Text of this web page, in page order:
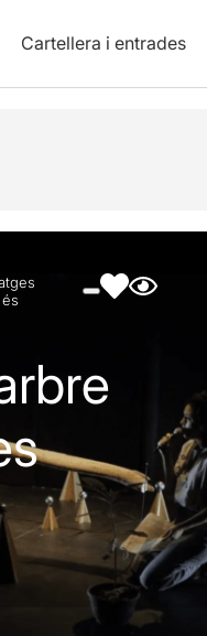
Cartellera i entrades
Fotos i vídeos